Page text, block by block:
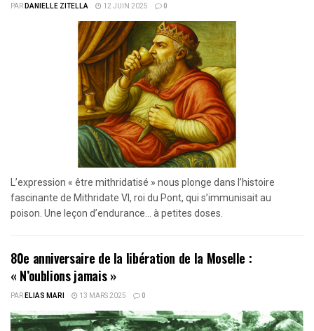
PARDANIELLE ZITELLA 12 JUIN 2025 0
L’expression « être mithridatisé » nous plonge dans l’histoire
fascinante de Mithridate VI, roi du Pont, qui s’immunisait au
poison. Une leçon d’endurance… à petites doses.
80e anniversaire de la libération de la Moselle :
« N’oublions jamais »
PARELIAS MARI 13 MARS 2025 0